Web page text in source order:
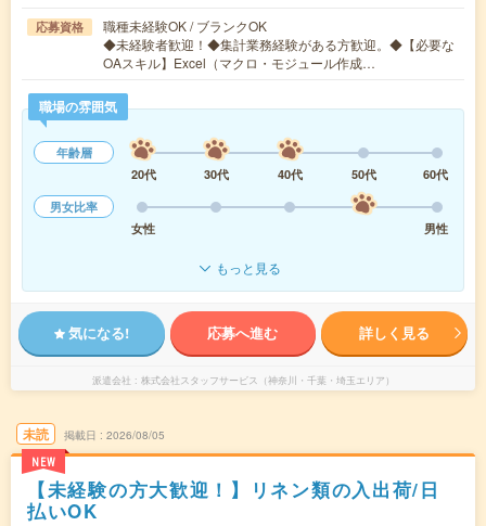
応募資格
職種未経験OK / ブランクOK
◆未経験者歓迎！◆集計業務経験がある方歓迎。◆【必要な
OAスキル】Excel（マクロ・モジュール作成…
職場の雰囲気
年齢層
20代
30代 40代 50代
60代
男女比率
女性
男性
もっと見る
気になる! 応募へ進む 詳しく見る
派遣会社 株式会社スタッフサービス（神奈川・千葉・埼玉エリア）
未読
NEW
掲載日 2026/08/05
【未経験の方大歓迎！】リネン類の入出荷/日
払いOK